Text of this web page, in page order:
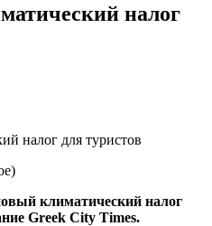
налог
климатический налог
Greek City Times.